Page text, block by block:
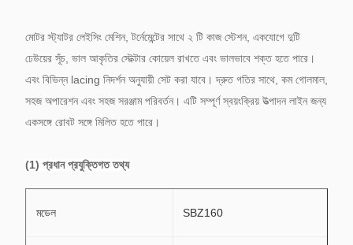
মোটর স্ট্যাটর লেইসিং মেশিন, টর্নেমেন্টের সাথে ২ টি কাজ স্টেশন, একযোগে দুটি
ঢেউয়ের সূঁচ, ভাল আকৃতির স্টেক্টার কোয়েল রাখতে এবং ভালভাবে শক্ত হতে পারে।
এবং বিভিন্ন lacing নিদর্শন অনুযায়ী সেট করা যাবে। দ্রুত গতির সাথে, কম গোলমাল,
সহজ অপারেশন এবং সহজ সরঞ্জাম পরিবর্তন। এটি সম্পূর্ণ স্বয়ংক্রিয় উত্পাদন লাইন জন্য
একসঙ্গে রোবট সঙ্গে মিলিত হতে পারে।
(1) প্রধান প্রযুক্তিগত তথ্য
মডেল SBZ160